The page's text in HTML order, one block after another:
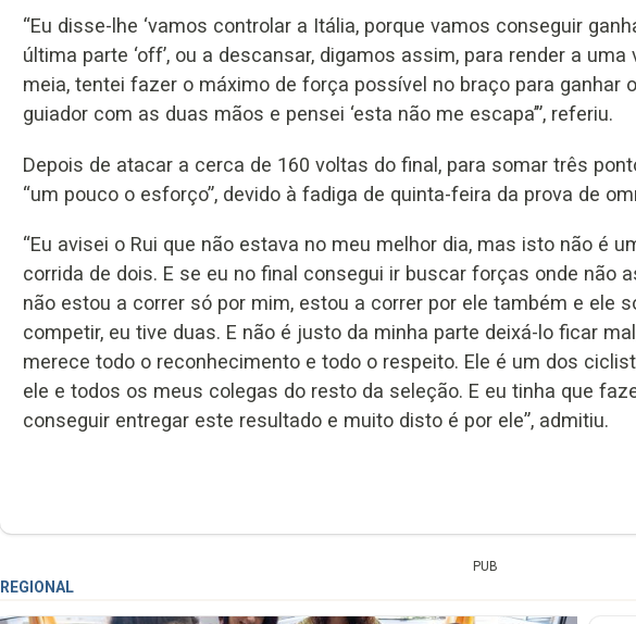
“Eu disse-lhe ‘vamos controlar a Itália, porque vamos conseguir
última parte ‘off’, ou a descansar, digamos assim, para render a
meia, tentei fazer o máximo de força possível no braço para ganhar
guiador com as duas mãos e pensei ‘esta não me escapa’”, referiu.
Depois de atacar a cerca de 160 voltas do final, para somar três
“um pouco o esforço”, devido à fadiga de quinta-feira da prova de
“Eu avisei o Rui que não estava no meu melhor dia, mas isto não é
corrida de dois. E se eu no final consegui ir buscar forças onde não
não estou a correr só por mim, estou a correr por ele também e ele
competir, eu tive duas. E não é justo da minha parte deixá-lo ficar
merece todo o reconhecimento e todo o respeito. Ele é um dos
ele e todos os meus colegas do resto da seleção. E eu tinha que
conseguir entregar este resultado e muito disto é por ele”, admitiu.
PUB
REGIONAL